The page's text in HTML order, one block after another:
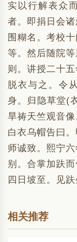
实以行解表众
者。即捐日会
围糊名。考校
等。然后随院
则。讲授二十
脱衣与之。令
身。归隐草堂(
旱祷天竺观音
白衣乌帽告曰
师诚致。熙宁
别。合掌加趺
四日坡至。见
相关推荐